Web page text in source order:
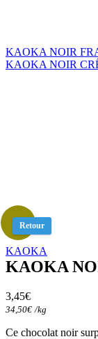
KAOKA NOIR
KAOKA NOIR
Retour
KAOKA
KAOKA
3,45€
34,50€ /kg
Ce chocolat noir